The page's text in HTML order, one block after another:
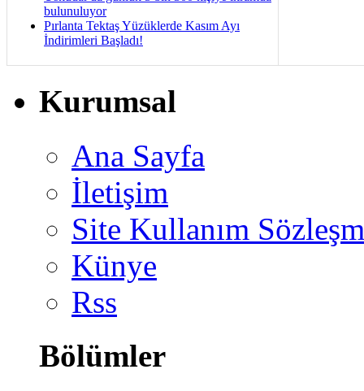
bulunuluyor
Pırlanta Tektaş Yüzüklerde Kasım Ayı
İndirimleri Başladı!
Kurumsal
Ana Sayfa
İletişim
Site Kullanım
Künye
Rss
Bölümler